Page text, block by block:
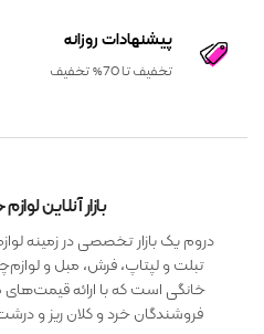
پیشنهادات روزانه
تخفیف تا 70% تخفیف
بازار آنلاین
دروم یک بازار تخصصی در زمینه
تبلت و لپتاپ، فرش، مبل و
خانگی است که با ارائه
فروشندگان خرد و کلان ریز و